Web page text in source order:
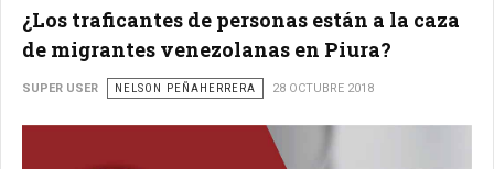
¿Los traficantes de personas están a la caza
de migrantes venezolanas en Piura?
SUPER USER NELSON PEÑAHERRERA 28 OCTUBRE 2018